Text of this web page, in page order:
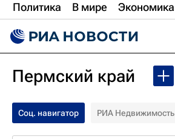
Политика В мире Экономика
Пермский край
Соц. навигатор РИА Недвижимость